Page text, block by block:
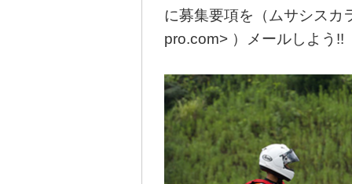
に募集要項を（ムサシスカ
pro.com> ）メールしよう!!